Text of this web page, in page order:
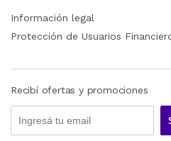
Información legal
Protección de Usuarios
Recibí ofertas y promociones